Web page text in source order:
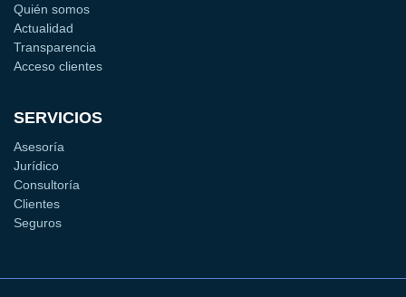
Quién somos
Actualidad
Transparencia
Acceso clientes
SERVICIOS
Asesoría
Jurídico
Consultoría
Clientes
Seguros